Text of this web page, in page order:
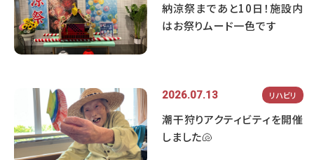
納涼祭まであと10日！施設内
はお祭りムード一色です
2026.07.13 リハビリ
潮干狩りアクティビティを開催
しました🐚